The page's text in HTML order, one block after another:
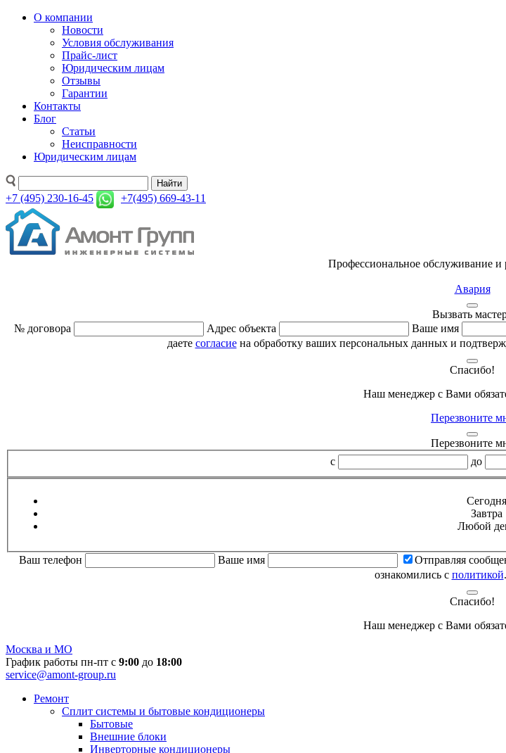
О компании
Новости
Условия обслуживания
Прайс-лист
Юридическим лицам
Отзывы
Гарантии
Контакты
Блог
Статьи
Неисправности
Юридическим лицам
Найти
+7 (495) 230-16-45 +7(495) 669-43-11
Профессиональное обслуживание и
Авария
Вызвать
№ договора
Адрес объекта Ваше имя
даете согласиена обработку ваших персональных данных и
Спасибо!
Наш менеджер с Вами
Перезвоните
Перезвоните
с
до
Сегодня
Завтра
Любой
Ваш телефон Ваше имя Отправляя
ознакомились с политикой.
Спасибо!
Наш менеджер с Вами
Москва и МО
График работы пн-пт с 9:00 до 18:00
service@amont-group.ru
Ремонт
Сплит системы и бытовые кондиционеры
Бытовые
Внешние блоки
Инверторные кондиционеры